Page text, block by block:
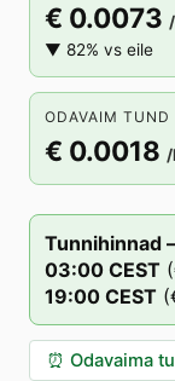
€ 0.0073
▼ 82% vs eile
ODAVAIM
€ 0.0018
Tunnihinnad
03:00 CEST (
19:00 CEST (
⏰ Odavaima